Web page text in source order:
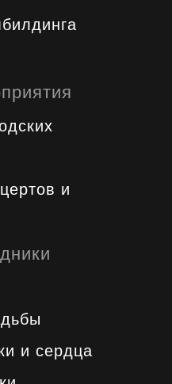
и
и сердца